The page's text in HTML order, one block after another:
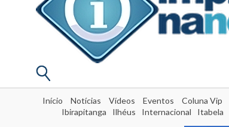
Início Notícias Vídeos Eventos Coluna Vip
Ibirapitanga
Ilhéus Internacional Itabela